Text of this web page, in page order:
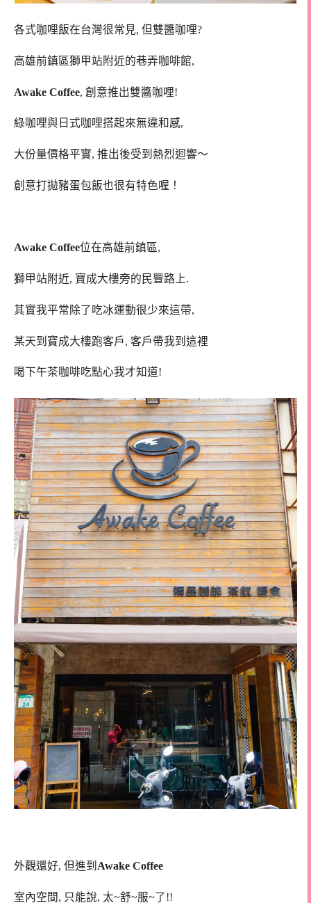
各式咖哩飯在台灣很常見, 但雙醬咖哩?
高雄前鎮區獅甲站附近的巷弄咖啡館,
Awake Coffee, 創意推出雙醬咖哩!
綠咖哩與日式咖哩搭起來無違和感,
大份量價格平實, 推出後受到熱烈迴響～
創意打拋豬蛋包飯也很有特色喔！
Awake Coffee位在高雄前鎮區,
獅甲站附近, 寶成大樓旁的民豐路上.
其實我平常除了吃冰運動很少來這帶,
某天到寶成大樓跑客戶, 客戶帶我到這裡
喝下午茶咖啡吃點心我才知道!
外觀還好, 但進到 Awake Coffee
室內空間, 只能說, 太~舒~服~了!!